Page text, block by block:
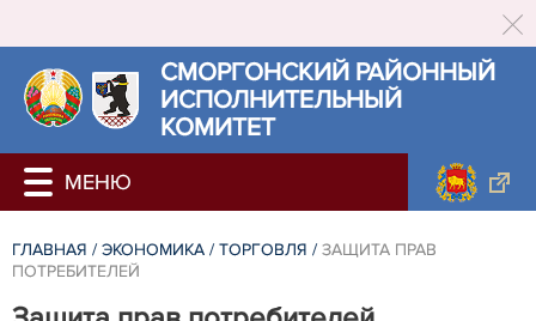
СМОРГОНСКИЙ РАЙОННЫЙ
ИСПОЛНИТЕЛЬНЫЙ
КОМИТЕТ
ГЛАВНАЯ / ЭКОНОМИКА / ТОРГОВЛЯ / ЗАЩИТА ПРАВ
ПОТРЕБИТЕЛЕЙ